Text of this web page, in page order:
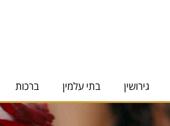
גירושין בתי עלמין ברכות